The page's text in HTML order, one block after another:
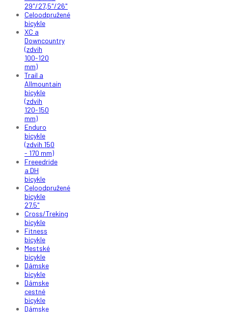
29"/27,5"/26"
Celoodpružené
bicykle
XC a
Downcountry
(zdvih
100-120
mm)
Trail a
Allmountain
bicykle
(zdvih
120-150
mm)
Enduro
bicykle
(zdvih 150
- 170 mm)
Freeedride
a DH
bicykle
Celoodpružené
bicykle
27.5"
Cross/Treking
bicykle
Fitness
bicykle
Mestské
bicykle
Dámske
bicykle
Dámske
cestné
bicykle
Dámske